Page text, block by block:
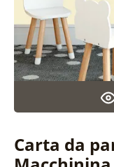
Carta da